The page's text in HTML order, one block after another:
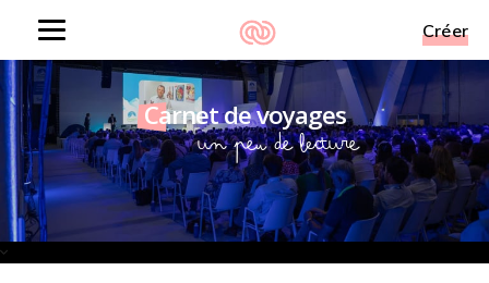
Toggle
Créer
Carnet de voyages
Un peu de lecture